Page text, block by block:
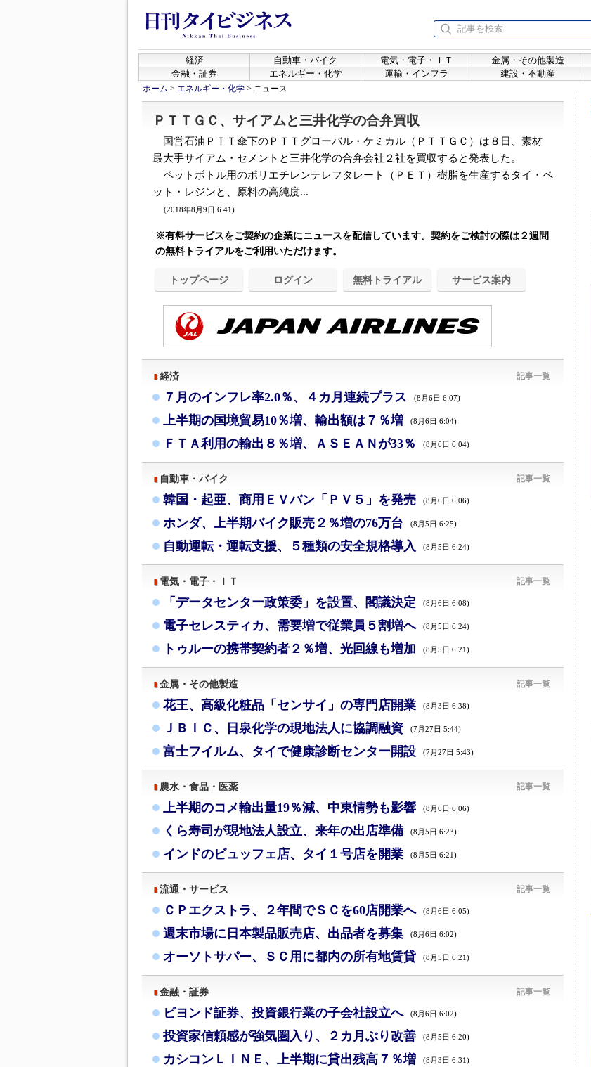
経済 自動車・バイク 電気・電子・ＩＴ 金属・その他製造
金融・証券
エネルギー・化学 運輸・インフラ 建設・不動産
ホーム > エネルギー・化学 > ニュース
ＰＴＴＧＣ、サイアムと三井化学の合弁買収
国営石油ＰＴＴ傘下のＰＴＴグローバル・ケミカル（ＰＴＴＧＣ）は８日、素材
最大手サイアム・セメントと三井化学の合弁会社２社を買収すると発表した。
ペットボトル用のポリエチレンテレフタレート（ＰＥＴ）樹脂を生産するタイ・ペ
ット・レジンと、原料の高純度...
(2018年8月9日 6:41)
※有料サービスをご契約の企業にニュースを配信しています。契約をご検討の際は２週間
の無料トライアルをご利用いただけます。
トップページ ログイン 無料トライアル サービス案内
経済 記事一覧
７月のインフレ率2.0％、４カ月連続プラス (8月6日 6:07)
上半期の国境貿易10％増、輸出額は７％増 (8月6日 6:04)
ＦＴＡ利用の輸出８％増、ＡＳＥＡＮが33％ (8月6日 6:04)
自動車・バイク 記事一覧
韓国・起亜、商用ＥＶバン「ＰＶ５」を発売 (8月6日 6:06)
ホンダ、上半期バイク販売２％増の76万台 (8月5日 6:25)
自動運転・運転支援、５種類の安全規格導入 (8月5日 6:24)
電気・電子・ＩＴ 記事一覧
「データセンター政策委」を設置、閣議決定 (8月6日 6:08)
電子セレスティカ、需要増で従業員５割増へ (8月5日 6:24)
トゥルーの携帯契約者２％増、光回線も増加 (8月5日 6:21)
金属・その他製造 記事一覧
花王、高級化粧品「センサイ」の専門店開業 (8月3日 6:38)
ＪＢＩＣ、日泉化学の現地法人に協調融資 (7月27日 5:44)
富士フイルム、タイで健康診断センター開設 (7月27日 5:43)
農水・食品・医薬 記事一覧
上半期のコメ輸出量19％減、中東情勢も影響 (8月6日 6:06)
くら寿司が現地法人設立、来年の出店準備 (8月5日 6:23)
インドのビュッフェ店、タイ１号店を開業 (8月5日 6:21)
流通・サービス 記事一覧
ＣＰエクストラ、２年間でＳＣを60店開業へ (8月6日 6:05)
週末市場に日本製品販売店、出品者を募集 (8月6日 6:02)
オーソトサパー、ＳＣ用に都内の所有地賃貸 (8月5日 6:21)
金融・証券 記事一覧
ビヨンド証券、投資銀行業の子会社設立へ (8月6日 6:02)
投資家信頼感が強気圏入り、２カ月ぶり改善 (8月5日 6:20)
カシコンＬＩＮＥ、上半期に貸出残高７％増 (8月3日 6:31)